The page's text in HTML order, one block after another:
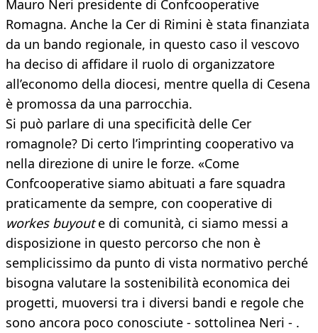
Mauro Neri presidente di Confcooperative
Romagna. Anche la Cer di Rimini è stata finanziata
da un bando regionale, in questo caso il vescovo
ha deciso di affidare il ruolo di organizzatore
all’economo della diocesi, mentre quella di Cesena
è promossa da una parrocchia.
Si può parlare di una specificità delle Cer
romagnole? Di certo l’imprinting cooperativo va
nella direzione di unire le forze. «Come
Confcooperative siamo abituati a fare squadra
praticamente da sempre, con cooperative di
workes buyoute di comunità, ci siamo messi a
disposizione in questo percorso che non è
semplicissimo da punto di vista normativo perché
bisogna valutare la sostenibilità economica dei
progetti, muoversi tra i diversi bandi e regole che
sono ancora poco conosciute - sottolinea Neri - .